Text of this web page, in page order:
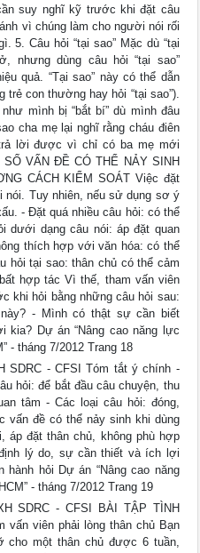
suy nghĩ kỹ trước khi đặt câu
vì chúng làm cho người nói rối
5. Câu hỏi “tại sao” Mặc dù “tại
nhưng dùng câu hỏi “tại sao”
quả. “Tại sao” này có thể dẫn
trẻ con thường hay hỏi “tại sao”).
mình bị “bắt bí” dù mình đâu
cha mẹ lại nghĩ rằng cháu điên
trả lời được vì chỉ có ba mẹ mới
VẤN ĐỀ CÓ THỂ NẢY SINH
CÁCH KIỂM SOÁT Việc đặt
nói. Tuy nhiên, nếu sử dụng sơ ý
- Đặt quá nhiều câu hỏi: có thể
dưới dạng câu nói: áp đặt quan
thích hợp với văn hóa: có thể
hỏi tại sao: thân chủ có thể cảm
hợp tác Vì thế, tham vấn viên
khi hỏi bằng những câu hỏi sau:
- Mình có thật sự cần biết
kia? Dự án “Nâng cao năng lực
- tháng 7/2012 Trang 18
SDRC - CFSI Tóm tắt ý chính -
hỏi: để bắt đầu câu chuyện, thu
tâm - Các loại câu hỏi: đóng,
đề có thể nảy sinh khi dùng
áp đặt thân chủ, không phù hợp
lý do, sự cần thiết và ích lợi
hỏi Dự án “Nâng cao năng
- tháng 7/2012 Trang 19
SDRC - CFSI BÀI TẬP TÌNH
vấn viên phải lòng thân chủ Bạn
cho một thân chủ được 6 tuần,